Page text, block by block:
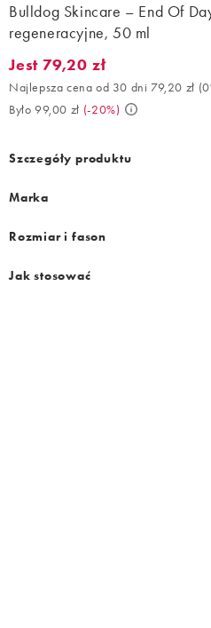
Bulldog Skincare – End Of
regeneracyjne, 50 ml
Jest 79,20 zł. Najlepsza cena od
Jest 79,20 zł
Najlepsza cena od 30 dni 79,20 zł (
Było 99,00 zł (-20%)
Szczegóły produktu
Marka
Rozmiar i fason
Jak stosować